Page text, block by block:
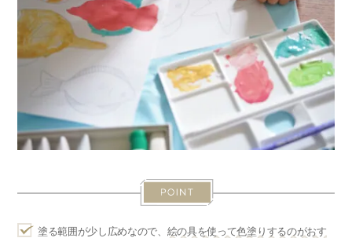
塗る範囲が少し広めなので、 絵の具を使って色塗りするのがおす